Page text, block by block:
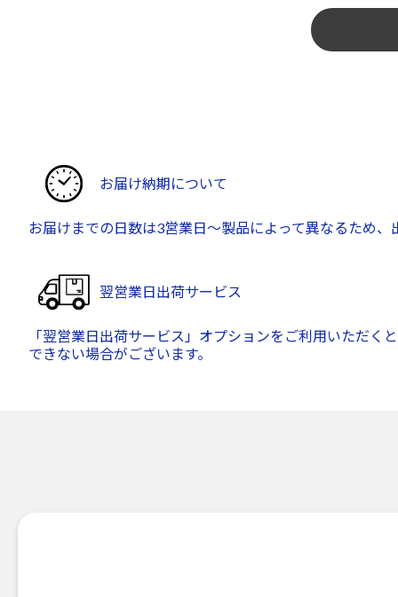
お届け納期について
お届けまでの日数は3営業日～製品によって異なるため
翌営業日出荷サービス
「翌営業日出荷サービス」オプションをご利用いただ
できない場合がございます。